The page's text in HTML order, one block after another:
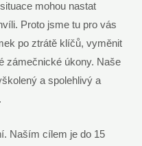
mohou nastat
Proto jsme tu pro vás
po ztrátě klíčů, vyměnit
zámečnické úkony. Naše
a spolehlivý a
Naším cílem je do 15